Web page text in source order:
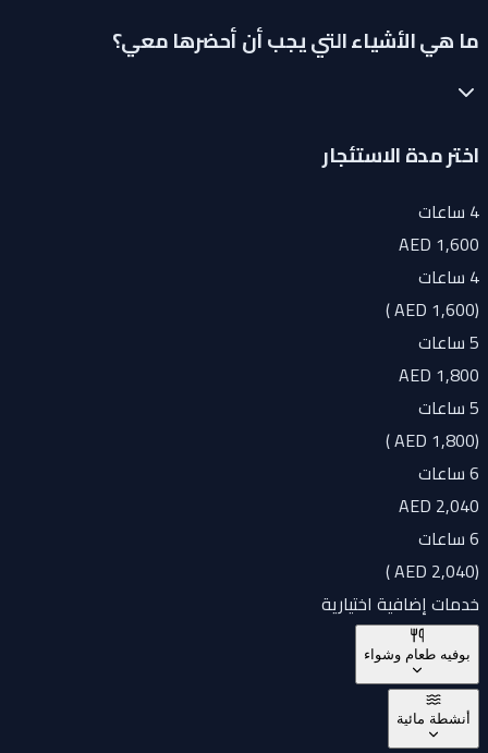
ما هي الأشياء التي يجب أن أحضرها معي؟
اختر مدة الاستئجار
4 ساعات
AED 1,600
4 ساعات
AED 1,600
)
AED 1,800
AED 1,800
)
AED 2,040
AED 2,040
)
خدمات إضافية اختيارية
بوفيه طعام وشواء
أنشطة مائية